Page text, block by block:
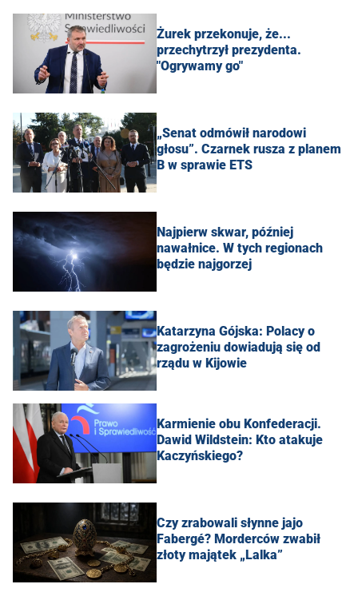
Żurek przekonuje, że...
przechytrzył prezydenta.
"Ogrywamy go"
„Senat odmówił narodowi
głosu”. Czarnek rusza z planem
B w sprawie ETS
Najpierw skwar, później
nawałnice. W tych regionach
będzie najgorzej
Katarzyna Gójska: Polacy o
zagrożeniu dowiadują się od
rządu w Kijowie
Karmienie obu Konfederacji.
Dawid Wildstein: Kto atakuje
Kaczyńskiego?
Czy zrabowali słynne jajo
Fabergé? Morderców zwabił
złoty majątek „Lalka”